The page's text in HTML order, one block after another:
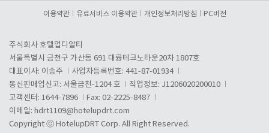
이용약관 유료서비스 이용약관 개인정보처리방침 PC버전
주식회사 호텔업디알티
서울특별시 금천구 가산동 691 대륭테크노타운20차 1807호
대표이사: 이송주
사업자등록번호: 441-87-01934
통신판매업신고: 서울금천-1204 호
직업정보: J1206020200010
고객센터: 1644-7896
Fax: 02-2225-8487
이메일: hdrt1109@hotelupdrt.com
Copyright ⓒ HotelupDRT Corp. All Right Reserved.